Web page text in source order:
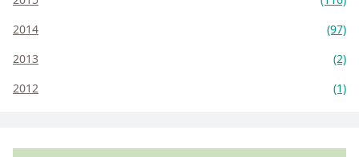
2014
(97)
2013
(2)
2012
(1)